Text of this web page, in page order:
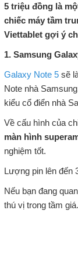
5 triệu đồng là
chiếc máy tầm
Viettablet gợi ý
1. Samsung
Galaxy Note 5sẽ
Note nhà
kiểu cổ điển nhà
Về cấu hình của
màn hình
nghiệm tốt.
Lượng pin lên đến
Nếu bạn đang
thú vị trong tầm giá.